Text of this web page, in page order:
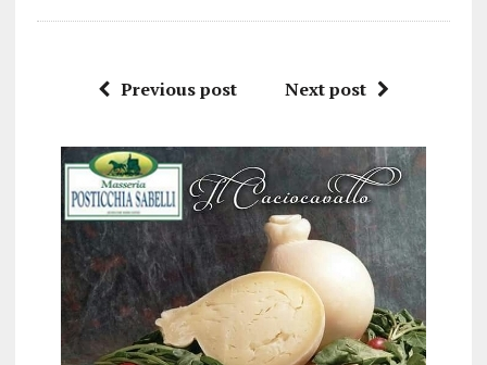
Previous post Next post